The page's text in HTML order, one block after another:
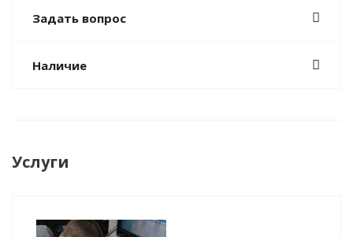
Задать вопрос
Наличие
Услуги